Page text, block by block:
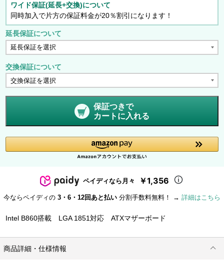
ワイド保証(延長+交換)について
同時加入で片方の保証料金が20％割引になります！
延長保証について
交換保証について
保証つきで
カートに入れる
ペイディなら月々 ￥1,356
今ならペイディの 3・6・12回あと払い 分割手数料無料！ → 詳細はこちら
Intel B860搭載 LGA 1851対応 ATXマザーボード
商品詳細・仕様情報